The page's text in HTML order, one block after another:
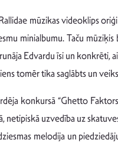
mūzikas videoklips
minialbumu. Taču
Edvardu īsi un konkrēti,
tomēr tika saglābts un
konkursā “Ghetto
netipiskā uzvedība uz
melodija un